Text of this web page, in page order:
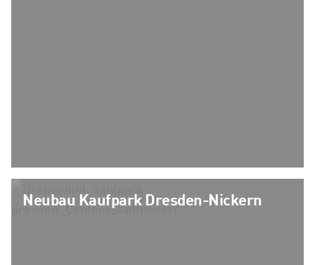
Neubau Kaufpark Dresden-Nickern